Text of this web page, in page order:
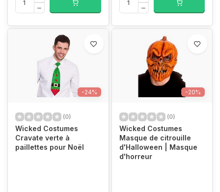
-24%
(0)
Wicked Costumes
Cravate verte à
paillettes pour Noël
-20%
(0)
Wicked Costumes
Masque de citrouille
d'Halloween | Masque
d'horreur